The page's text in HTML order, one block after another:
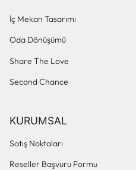
İç Mekan Tasarımı
Oda Dönüşümü
Share The Love
Second Chance
KURUMSAL
Satış Noktaları
Reseller Başvuru Formu